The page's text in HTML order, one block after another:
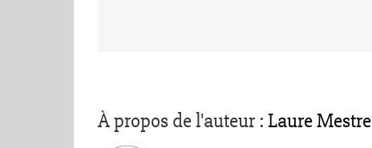
À propos de l'auteur : Laure Mestre